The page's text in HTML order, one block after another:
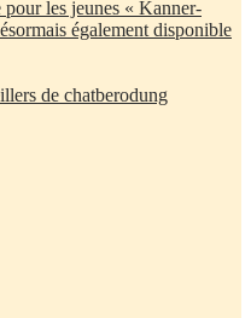
les jeunes « Kanner-
également disponible
de chatberodung